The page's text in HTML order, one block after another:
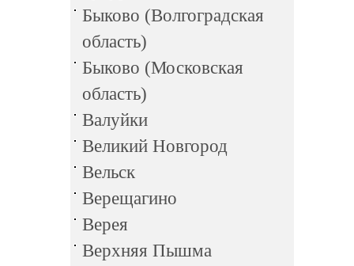
Быково (Волгоградская
область)
Быково (Московская
область)
Валуйки
Великий Новгород
Вельск
Верещагино
Верея
Верхняя Пышма